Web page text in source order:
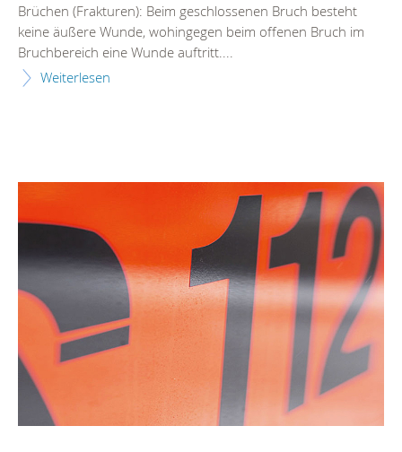
Brüchen (Frakturen): Beim geschlossenen Bruch besteht
keine äußere Wunde, wohingegen beim offenen Bruch im
Bruchbereich eine Wunde auftritt....
Weiterlesen